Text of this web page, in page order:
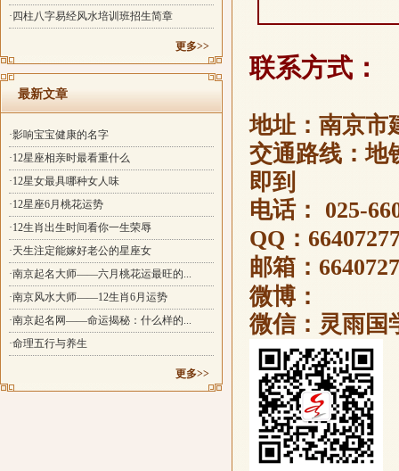
·四柱八字易经风水培训班招生简章
更多>>
最新文章
·影响宝宝健康的名字
·12星座相亲时最看重什么
·12星女最具哪种女人味
·12星座6月桃花运势
·12生肖出生时间看你一生荣辱
·天生注定能嫁好老公的星座女
·南京起名大师——六月桃花运最旺的...
·南京风水大师——12生肖6月运势
·南京起名网——命运揭秘：什么样的...
·命理五行与养生
更多>>
联系方式 ：
地址：南京市
交通路线：地
即到
电话： 025-
QQ：
邮箱：
微博：
微信：灵雨